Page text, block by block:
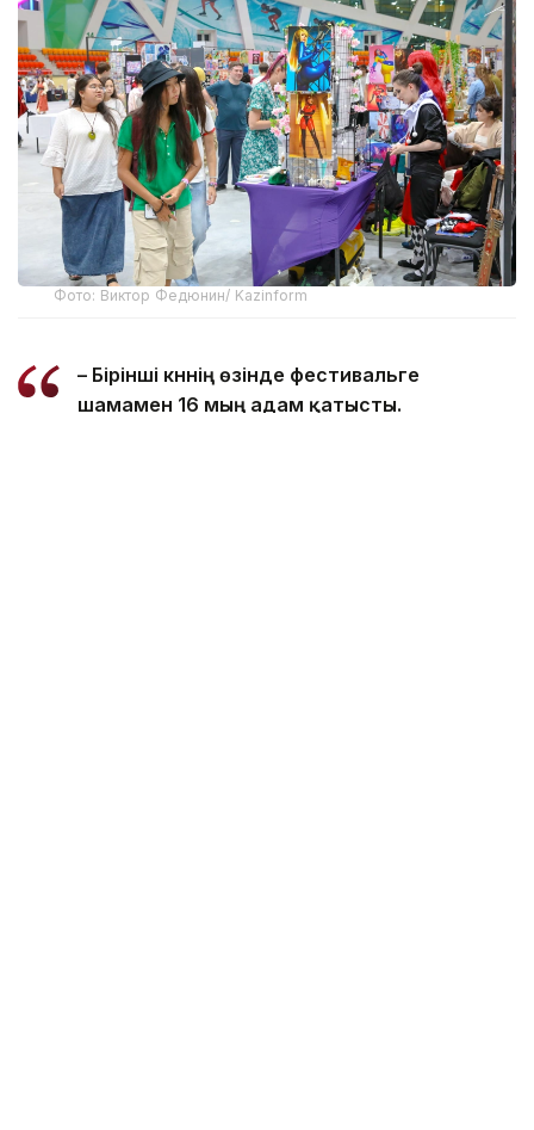
Фото: Виктор Федюнин/ Kazinform
– Бірінші күннің өзінде фестивальге
шамамен 16 мың адам қатысты.